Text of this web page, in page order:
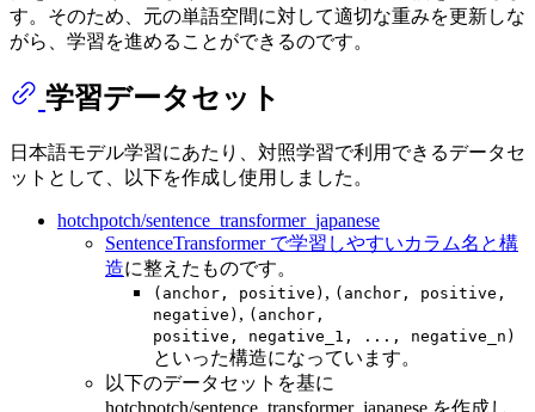
す。そのため、元の単語空間に対して適切な重みを更新しな
がら、学習を進めることができるのです。
学習データセット
日本語モデル学習にあたり、対照学習で利用できるデータセ
ットとして、以下を作成し使用しました。
hotchpotch/sentence_transformer_japanese
SentenceTransformer で学習しやすいカラム名と構
造に整えたものです。
(anchor, positive) , (anchor, positive,
negative) , (anchor,
positive, negative_1, ..., negative_n)
といった構造になっています。
以下のデータセットを基に
hotchpotch/sentence_transformer_japanese を作成し